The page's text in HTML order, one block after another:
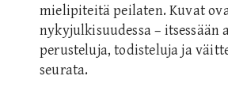
mielipiteitä peilaten. Kuvat
nykyjulkisuudessa –
perusteluja, todisteluja ja
seurata.